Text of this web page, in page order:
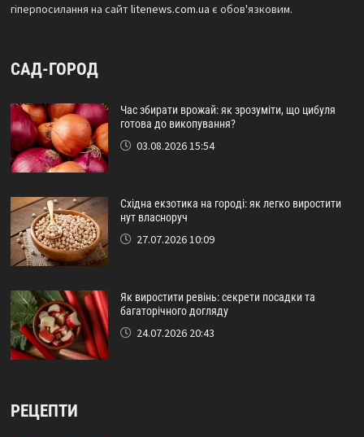
гіперпосилання на сайтlitenews.com.ua є обов'язковим.
САД-ГОРОД
Час збирати врожай: як зрозуміти, що цибуля
готова до викопування?
03.08.2026 15:54
Східна екзотика на городі: як легко виростити
нут власноруч
27.07.2026 10:09
Як виростити ревінь: секрети посадки та
багаторічного догляду
24.07.2026 20:43
РЕЦЕПТИ